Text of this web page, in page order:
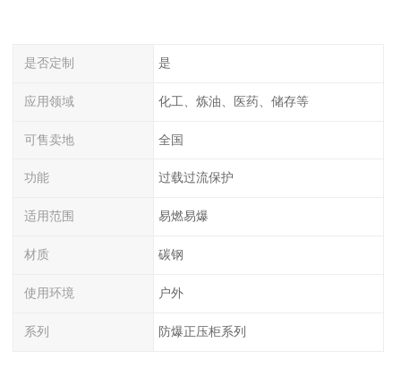
是否定制 是
应用领域 化工、炼油、医药、储存等
可售卖地 全国
功能 过载过流保护
适用范围 易燃易爆
材质 碳钢
使用环境 户外
系列 防爆正压柜系列